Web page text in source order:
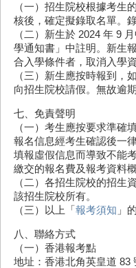
（一）招生院校根據考生
核後，確定擬錄取名單。
（二）新生於 2024 年 9
學通知書」中註明。新生
合入學條件者，取消入學
（三）新生應按時報到，
向招生院校請假。無故逾
七、免責聲明
（一）考生應按要求準確
報名信息經考生確認後一
填報虛假信息而導致不能
繳交的報名費及報考資料
（二）各招生院校的招生
該招生院校所有。
（三）以上「報考須知 」
八、聯絡方式
（一）香港報考點
地址：香港北角英皇道 83